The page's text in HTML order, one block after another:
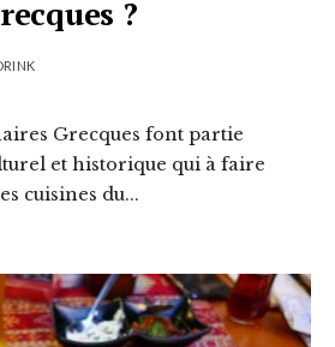
?
Grecques font partie
et historique qui à faire
cuisines du...